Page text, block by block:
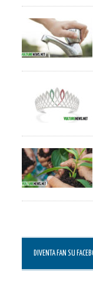
DIVENTA FAN SU